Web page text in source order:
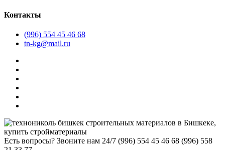
Контакты
(996) 554 45 46 68
tn-kg@mail.ru
Есть вопросы? Звоните нам 24/7 (996) 554 45 46 68 (996) 558